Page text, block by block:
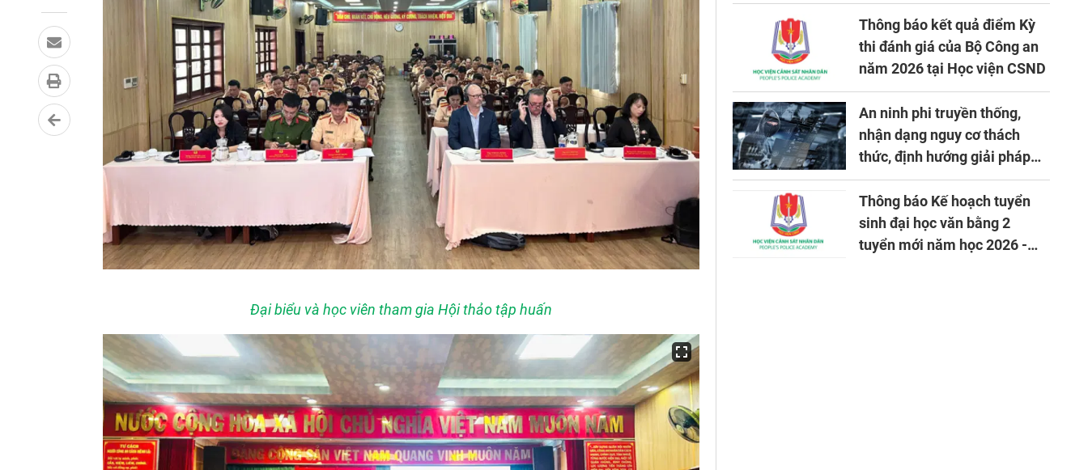
Đại biểu và học viên tham gia Hội thảo tập huấn
Thông báo kết quả điểm Kỳ
thi đánh giá của Bộ Công an
năm 2026 tại Học viện CSND
An ninh phi truyền thống,
nhận dạng nguy cơ thách
thức, định hướng giải pháp
đảm bảo an ninh quốc gia
trong tình hình hiện nay
Thông báo Kế hoạch tuyển
sinh đại học văn bằng 2
tuyển mới năm học 2026 -